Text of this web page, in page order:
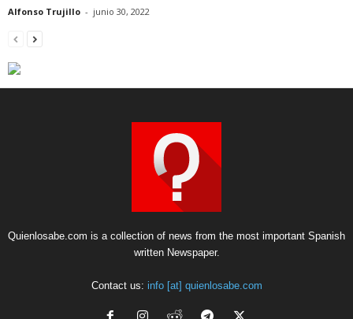
Alfonso Trujillo - junio 30, 2022
Quienlosabe.com is a collection of news from the most important Spanish
written Newspaper.
Contact us: info [at] quienlosabe.com